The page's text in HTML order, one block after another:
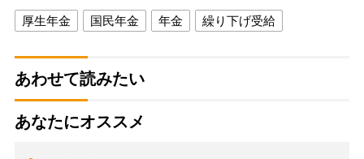
厚生年金 国民年金 年金 繰り下げ受給
あわせて読みたい
あなたにオススメ